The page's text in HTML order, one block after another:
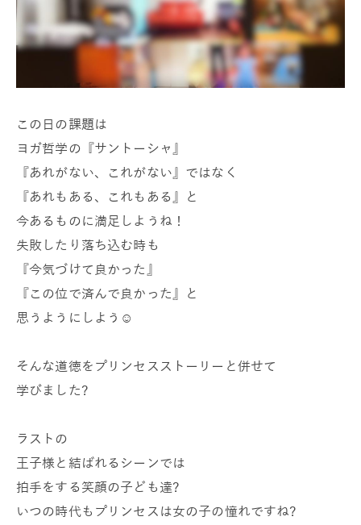
この日の課題は
ヨガ哲学の『サントーシャ』
『あれがない、これがない』ではなく
『あれもある、これもある』と
今あるものに満足しようね！
失敗したり落ち込む時も
『今気づけて良かった』
『この位で済んで良かった』と
思うようにしよう☺️
そんな道徳をプリンセスストーリーと併せて
学びました?
ラストの
王子様と結ばれるシーンでは
拍手をする笑顔の子ども達?
いつの時代もプリンセスは女の子の憧れですね?